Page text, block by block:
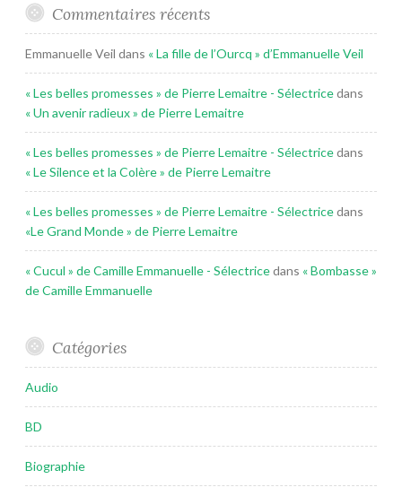
Commentaires récents
Emmanuelle Veil dans « La fille de l’Ourcq » d’Emmanuelle Veil
« Les belles promesses » de Pierre Lemaitre - Sélectricedans
« Un avenir radieux » de Pierre Lemaitre
« Les belles promesses » de Pierre Lemaitre - Sélectricedans
« Le Silence et la Colère » de Pierre Lemaitre
« Les belles promesses » de Pierre Lemaitre - Sélectricedans
«Le Grand Monde » de Pierre Lemaitre
« Cucul » de Camille Emmanuelle - Sélectricedans « Bombasse »
de Camille Emmanuelle
Catégories
Audio
BD
Biographie